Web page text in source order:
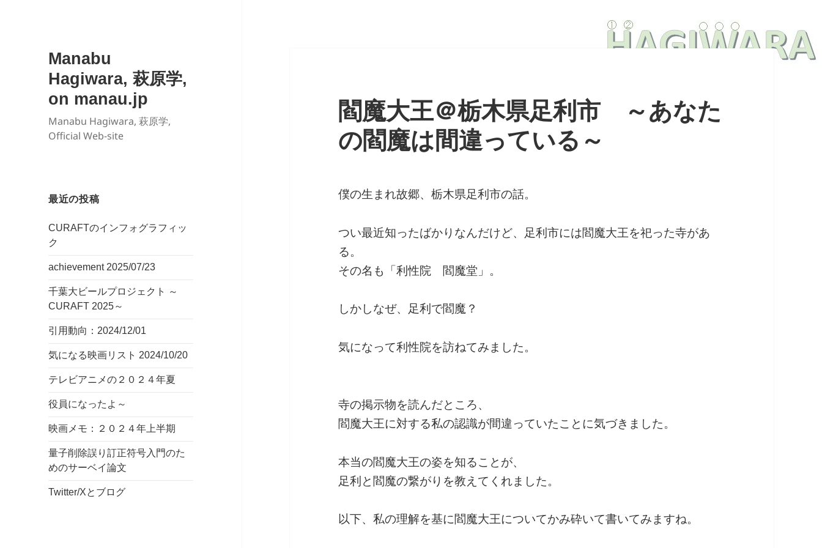
Manabu
Hagiwara, 萩原学,
on manau.jp
Manabu Hagiwara, 萩原学,
Official Web-site
最近の投稿
CURAFTのインフォグラフィッ
ク
achievement 2025/07/23
千葉大ビールプロジェクト ～
CURAFT 2025～
引用動向：2024/12/01
気になる映画リスト 2024/10/20
テレビアニメの２０２４年夏
役員になったよ～
映画メモ：２０２４年上半期
量子削除誤り訂正符号入門のた
めのサーベイ論文
Twitter/Xとブログ
閻魔大王＠栃木県足利市 ～あなた
の閻魔は間違っている～
僕の生まれ故郷、栃木県足利市の話。
つい最近知ったばかりなんだけど、足利市には閻魔大王を祀った寺があ
る。
その名も「利性院 閻魔堂」。
しかしなぜ、足利で閻魔？
気になって利性院を訪ねてみました。
寺の掲示物を読んだところ、
閻魔大王に対する私の認識が間違っていたことに気づきました。
本当の閻魔大王の姿を知ることが、
足利と閻魔の繋がりを教えてくれました。
以下、私の理解を基に閻魔大王についてかみ砕いて書いてみますね。